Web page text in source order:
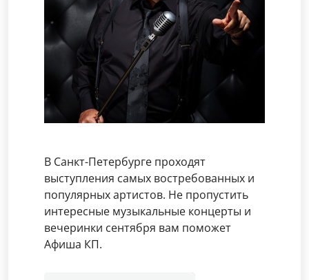
В Санкт-Петербурге проходят
выступления самых востребованных и
популярных артистов. Не пропустить
интересные музыкальные концерты и
вечеринки сентября вам поможет
Афиша КП.